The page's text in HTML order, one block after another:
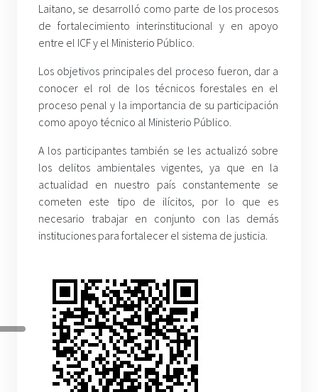
Laitano, se desarrolló como parte de los procesos
de fortalecimiento interinstitucional y en apoyo
entre el ICF y el Ministerio Público.
Los objetivos principales del proceso fueron, dar a
conocer el rol de los técnicos forestales en el
proceso penal y la importancia de su participación
como apoyo técnico al Ministerio Público.
A los participantes también se les actualizó sobre
los delitos ambientales vigentes, ya que en la
actualidad en nuestro país constantemente se
cometen este tipo de ilícitos, por lo que es
necesario trabajar en conjunto con las demás
instituciones para fortalecer el sistema de justicia.